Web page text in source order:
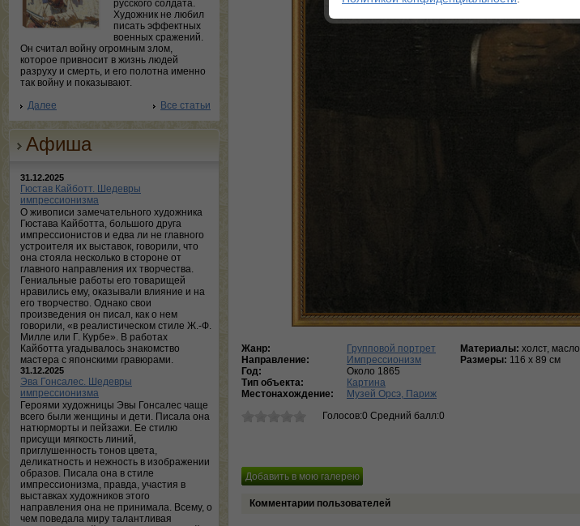
русского солдата.
Художник не любил
писать эффектных
военных сражений.
Он считал войну огромным злом,
которое привносит в жизнь людей
разруху и смерть, и его полотна именно
так войну и показывают.
Далее
Все статьи
Афиша
31.12.2025
Гюстав Кайботт. Шедевры
импрессионизма
О живописи замечательного художника
Гюстава Кайботта, большого друга
импрессионистов и едва ли не главного
устроителя их выставок, говорили, что
она стояла несколько в стороне от
главного направления их творчества.
Гениальные работы его товарищей
нравились ему, оказывали влияние и на
его творчество. Однако свои
произведения он писал, как о нем
говорили, «в реалистическом стиле Ж.-Ф.
Милле или Г. Курбе». В работах
Кайботта угадывалось знакомство
мастера с японскими гравюрами.
31.12.2025
Эва Гонсалес. Шедевры
импрессионизма
Героями художницы Эвы Гонсалес чаще
всего были женщины и дети. Писала она
натюрморты и пейзажи. Ее стилю
присущи мягкость линий,
приглушенность тонов цвета,
деликатность и нежность в изображении
образов. Писала она в стиле
импрессионизма, правда, участия в
выставках художников этого
направления она не принимала. Всему, о
чем поведала миру талантливая
Жанр:
Групповой портрет
Направление:
Импрессионизм
Год:
Около 1865
Тип объекта:
Картина
Местонахождение:
Музей Орсэ, Париж
Голосов:0 Средний балл:0
Материалы: холст, масло
Размеры: 116 х 89 см
Комментарии пользователей